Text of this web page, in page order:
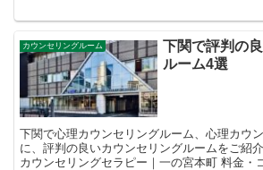
カウンセリングルーム
下関で評判の
ルーム4選
下関で心理カウンセリングルーム、心理カウ
に、評判の良いカウンセリングルームをご紹
カウンセリングセラピー｜一の宮本町 料金・コース ●カウンセリン